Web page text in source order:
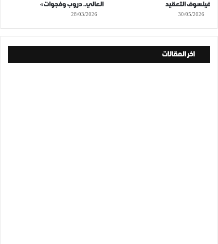
فيلسوف التعقيد
30/05/2026
العالي.. دروب وفجوات»
28/03/2026
اخر المقالات